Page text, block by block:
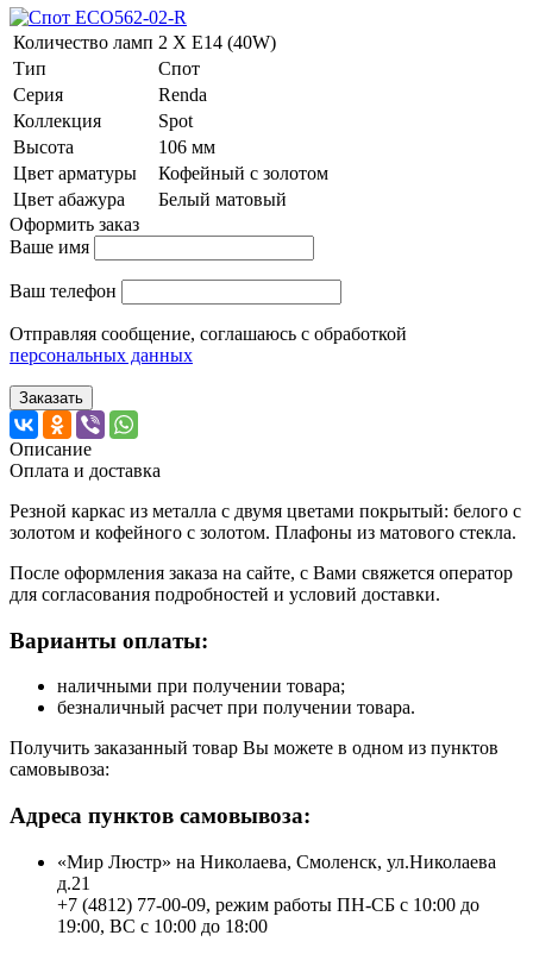
Количество ламп 2 Х E14 (40W)
Тип
Спот
Серия
Renda
Коллекция
Spot
Высота
106 мм
Цвет арматуры
Кофейный с золотом
Цвет абажура
Белый матовый
Оформить заказ
Ваше имя
Ваш телефон
Отправляя сообщение, соглашаюсь с обработкой
персональных данных
Заказать
Описание
Оплата и доставка
Резной каркас из металла с двумя цветами покрытый: белого с
золотом и кофейного с золотом. Плафоны из матового стекла.
После оформления заказа на сайте, с Вами свяжется оператор
для согласования подробностей и условий доставки.
Варианты оплаты:
наличными при получении товара;
безналичный расчет при получении товара.
Получить заказанный товар Вы можете в одном из пунктов
самовывоза:
Адреса пунктов самовывоза:
«Мир Люстр» на Николаева, Смоленск, ул.Николаева
д.21
+7 (4812) 77-00-09, режим работы ПН-СБ с 10:00 до
19:00, ВС с 10:00 до 18:00